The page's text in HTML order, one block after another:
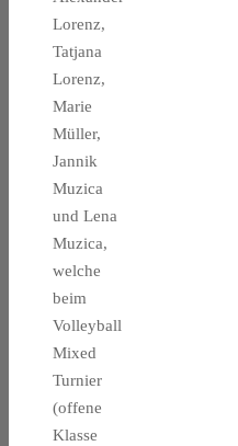
Lorenz,
Tatjana
Lorenz,
Marie
Müller,
Jannik
Muzica
und Lena
Muzica,
welche
beim
Volleyball
Mixed
Turnier
(offene
Klasse